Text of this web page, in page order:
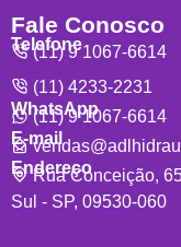
Fale Conosco
Telefone
(11) 9 1067-6614
(11) 4233-2231
WhatsApp
(11) 9 1067-6614
E-mail
Endereço
Rua Conceição,
Sul - SP, 09530-060